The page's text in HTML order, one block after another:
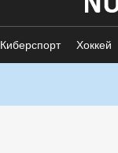
Киберспорт Хоккей